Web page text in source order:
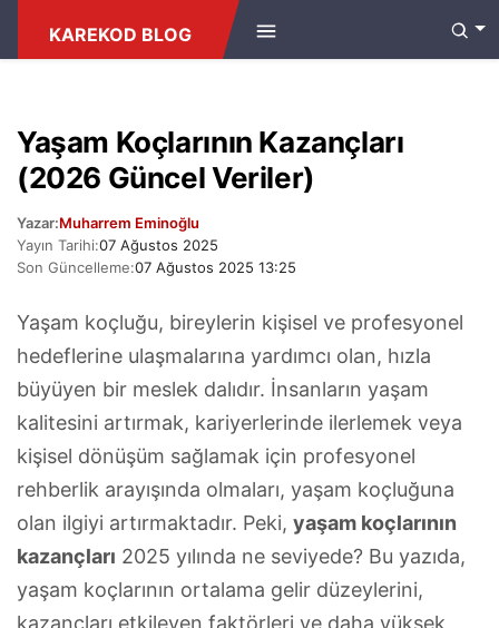
KAREKOD BLOG
Yaşam Koçlarının Kazançları
(2026 Güncel Veriler)
Yazar:Muharrem Eminoğlu
Yayın Tarihi:07 Ağustos 2025
Son Güncelleme:07 Ağustos 2025 13:25
Yaşam koçluğu, bireylerin kişisel ve profesyonel
hedeflerine ulaşmalarına yardımcı olan, hızla
büyüyen bir meslek dalıdır. İnsanların yaşam
kalitesini artırmak, kariyerlerinde ilerlemek veya
kişisel dönüşüm sağlamak için profesyonel
rehberlik arayışında olmaları, yaşam koçluğuna
olan ilgiyi artırmaktadır. Peki, yaşam koçlarının
kazançları 2025 yılında ne seviyede? Bu yazıda,
yaşam koçlarının ortalama gelir düzeylerini,
kazançları etkileyen faktörleri ve daha yüksek